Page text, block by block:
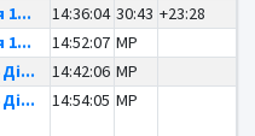
1... 14:36:04 30:43 +23:28
1... 14:52:07 MP
14:42:06 MP
14:54:05 MP